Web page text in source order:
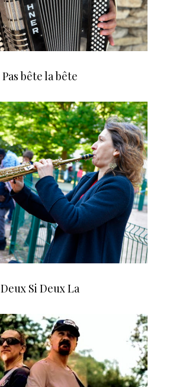
Pas bête la bête
Deux Si Deux La